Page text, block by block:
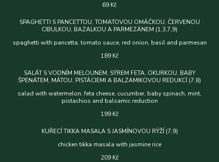
69 Kč
SPAGHETTI S PANCETTOU, TOMATOVOU OMÁČKOU, ČERVENOU
CIBULKOU, BAZALKOU A PARMEZÁNEM (1,3,7,9)
spaghetti with pancetta, tomato sauce, red onion, basil and parmesan
189 Kč
SALÁT S VODNÍM MELOUNEM, SÝREM FETA, OKURKOU, BABY
ŠPENÁTEM, MÁTOU, PISTÁCIEMI A BALZAMIKOVOU REDUKCÍ (7,8)
salad with watermelon, feta cheese, cucumber, baby spinach, mint,
pistachios and balsamic reduction
199 Kč
KUŘECÍ TIKKA MASALA S JASMÍNOVOU RÝŽÍ (7,9)
chicken tikka masala with jasmine rice
209 Kč